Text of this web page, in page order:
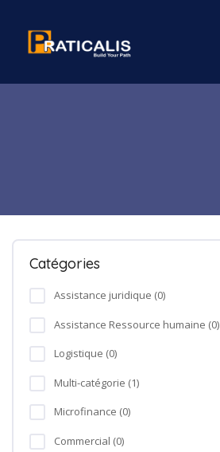
Catégories
Assistance juridique (0)
Assistance Ressource humaine (0)
Logistique (0)
Multi-catégorie (1)
Microfinance (0)
Commercial (0)